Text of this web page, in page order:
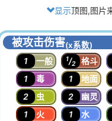
显示顶图,图片
被攻击伤害(x系数)
1 一般 1/2 格斗
1
毒 1 地面
2
虫 2 幽灵
1
火 1 水